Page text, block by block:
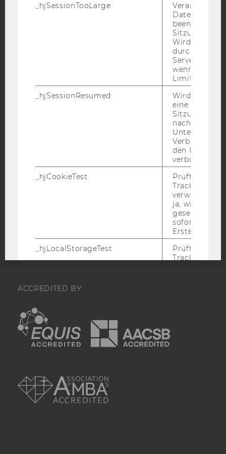
Bluesky
IMPRESSUM
BARRIEREFREIHEITSERKLÄRUNG WEBSEITE
DATENSCHUTZERKLÄRUNG SOCIAL MEDIA
STUDIENBEWERBER*INNEN UND STUDIERENDE
COOKIE EINSTELLUNGEN
Barrierefreiheitserklärung
ACCREDITED BY:
EQUIS
_hjSessionTooLarge
Veranlasst
beenden,
Sitzung zu
Wird
durch ein
Servers
wenn die
Limit
_hjSessionResumed
Wird gesetzt,
eine
Sitzung/
nach einer
Verbindung
den Hotjar-
verbunden
_hjCookieTest
Prüft, ob der
Tracking
verwenden
ja, wird ein
gesetzt. Wird
sofort nach
Erstellung
_hjLocalStorageTest
Prüft, ob der
Tracking